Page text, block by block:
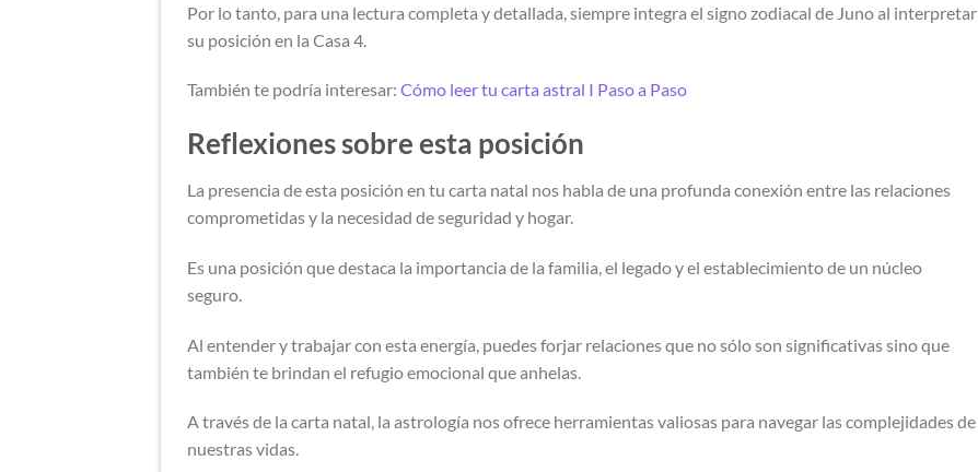
Por lo tanto, para una lectura completa y detallada, siempre integra el signo zodiacal de Juno al interpretar
su posición en la Casa 4.
También te podría interesar: Cómo leer tu carta astral I Paso a Paso
Reflexiones sobre esta posición
La presencia de esta posición en tu carta natal nos habla de una profunda conexión entre las relaciones
comprometidas y la necesidad de seguridad y hogar.
Es una posición que destaca la importancia de la familia, el legado y el establecimiento de un núcleo
seguro.
Al entender y trabajar con esta energía, puedes forjar relaciones que no sólo son significativas sino que
también te brindan el refugio emocional que anhelas.
A través de la carta natal, la astrología nos ofrece herramientas valiosas para navegar las complejidades de
nuestras vidas.